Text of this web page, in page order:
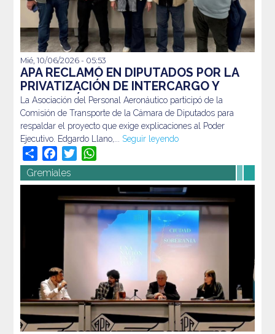
La Asociación del Personal Aeronáutico participó de la
Comisión de Transporte de la Cámara de Diputados para
respaldar el proyecto que exige explicaciones al Poder
Ejecutivo. Edgardo Llano,...Seguir leyendo
Mié, 10/06/2026 - 05:53
APA RECLAMÓ EN DIPUTADOS POR LA
PRIVATIZACIÓN DE INTERCARGO Y
DENUNCIÓ IRREGULARIDADES EN EL
PROCESO
La Asociación del Personal Aeronáutico participó de la
Comisión de Transporte de la Cámara de Diputados para
respaldar el proyecto que exige explicaciones al Poder
Ejecutivo. Edgardo Llano,... Seguir leyendo
Share Facebook
Twitter
Gremiales